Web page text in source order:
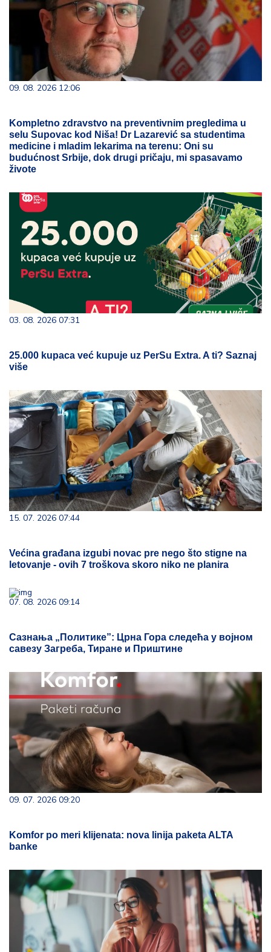
09. 08. 2026 12:06
Kompletno zdravstvo na preventivnim pregledima u
selu Supovac kod Niša! Dr Lazarević sa studentima
medicine i mladim lekarima na terenu: Oni su
budućnost Srbije, dok drugi pričaju, mi spasavamo
živote
03. 08. 2026 07:31
25.000 kupaca već kupuje uz PerSu Extra. A ti? Saznaj
više
15. 07. 2026 07:44
Većina građana izgubi novac pre nego što stigne na
letovanje - ovih 7 troškova skoro niko ne planira
07. 08. 2026 09:14
Сазнања „Политике”: Црна Гора следећа у војном
савезу Загреба, Тиране и Приштине
09. 07. 2026 09:20
Komfor po meri klijenata: nova linija paketa ALTA
banke